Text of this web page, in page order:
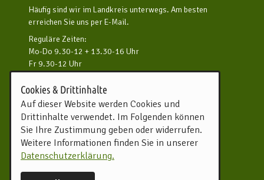
Häufig sind wir im Landkreis unterwegs. Am besten
erreichen Sie uns per E-Mail.
Reguläre Zeiten:
Mo-Do 9.30-12 + 13.30-16 Uhr
Fr 9.30-12 Uhr
Kontakt aufnehmen
Touristikverband Landkreis
Rotenburg (Wümme) e.V.
Harburger Straße 59
27356 Rotenburg (Wümme)
04261 81960
Cookies & Drittinhalte
Auf dieser Website werden Cookies und
Drittinhalte verwendet. Im Folgenden können
Sie Ihre Zustimmung geben oder widerrufen.
Weitere Informationen finden Sie in unserer
Datenschutzerklärung.